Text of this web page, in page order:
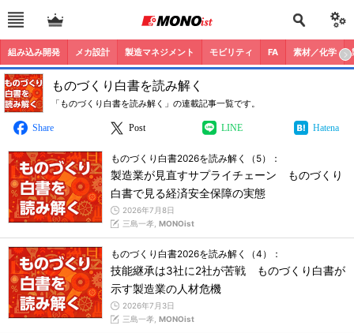
組み込み開発 メカ設計 製造マネジメント モビリティ FA 素材／化学
ものづくり白書を読み解く
「ものづくり白書を読み解く」の連載記事一覧です。
Share Post LINE Hatena
ものづくり白書2026を読み解く（5）：
製造業が見直すサプライチェーン ものづくり
白書で見る経済安全保障の実態
2026年7月8日
三島一孝, MONOist
ものづくり白書2026を読み解く（4）：
技能継承は3社に2社が苦戦 ものづくり白書が
示す製造業の人材危機
2026年7月3日
三島一孝, MONOist